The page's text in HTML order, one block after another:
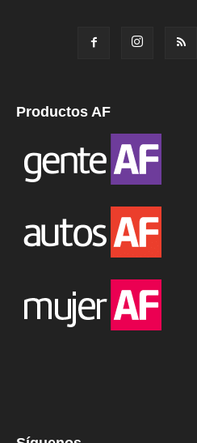
Productos AF